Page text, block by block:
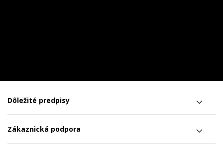
Dôležité predpisy
Zákaznická podpora